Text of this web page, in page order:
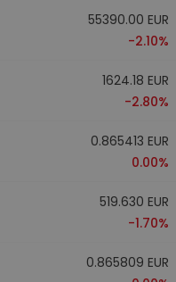
55390.00 EUR
-2.10%
1624.18 EUR
-2.80%
0.865413 EUR
0.00%
519.630 EUR
-1.70%
0.865809 EUR